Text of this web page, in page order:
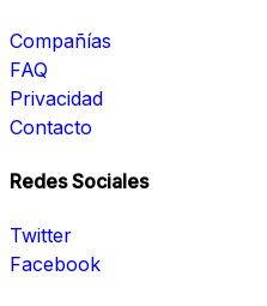
Compañías
FAQ
Privacidad
Contacto
Redes Sociales
Twitter
Facebook